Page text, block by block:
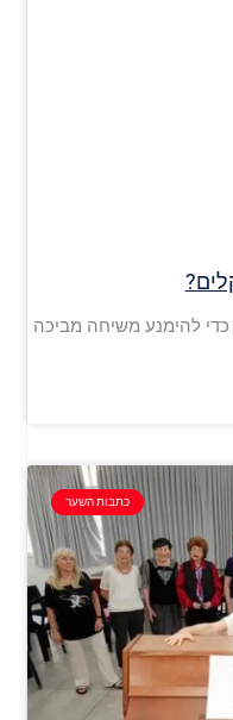
להימנע משיחה מביכה
כתבות השער